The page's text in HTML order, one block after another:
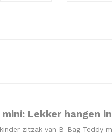
Lekker hangen
zitzak van B-Bag Teddy